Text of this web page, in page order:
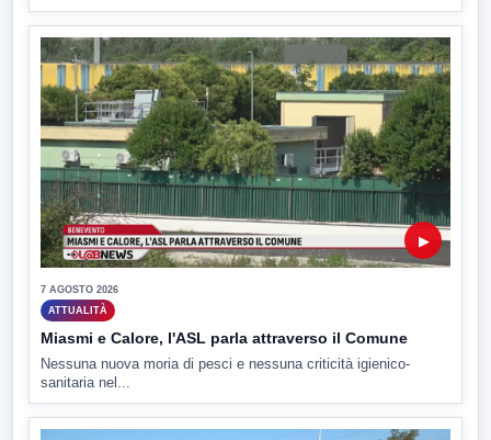
▶
7 AGOSTO 2026
ATTUALITÀ
Miasmi e Calore, l'ASL parla attraverso il Comune
Nessuna nuova moria di pesci e nessuna criticità igienico-
sanitaria nel...